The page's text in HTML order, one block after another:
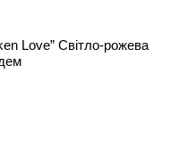
Love” Світло-рожева